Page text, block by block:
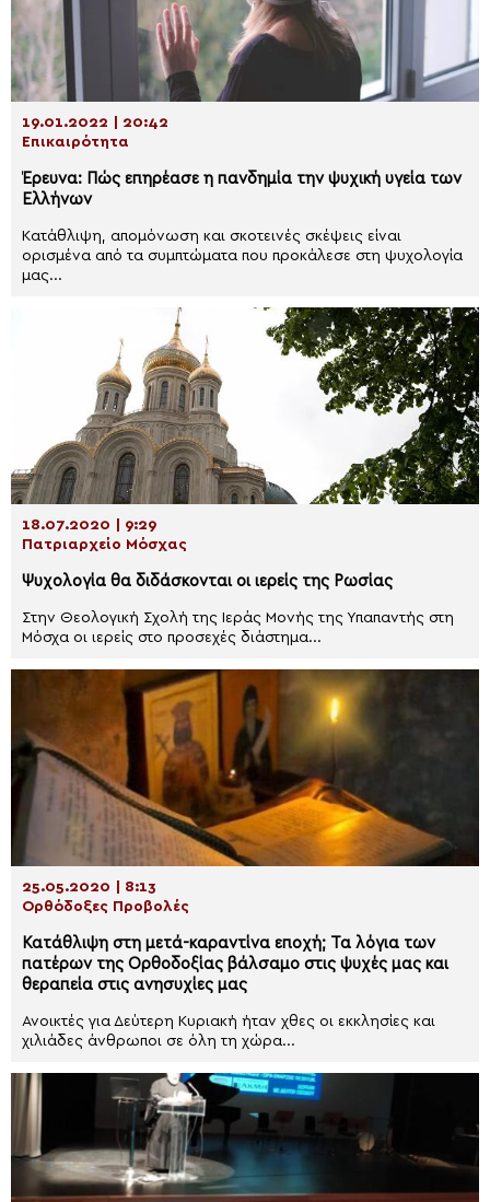
19.01.2022 | 20:42
Επικαιρότητα
Έρευνα: Πώς επηρέασε η πανδημία την ψυχική υγεία των
Ελλήνων
Κατάθλιψη, απομόνωση και σκοτεινές σκέψεις είναι
ορισμένα από τα συμπτώματα που προκάλεσε στη ψυχολογία
μας...
18.07.2020 | 9:29
Πατριαρχείο Μόσχας
Ψυχολογία θα διδάσκονται οι ιερείς της Ρωσίας
Στην Θεολογική Σχολή της Ιεράς Μονής της Υπαπαντής στη
Μόσχα οι ιερείς στο προσεχές διάστημα...
25.05.2020 | 8:13
Ορθόδοξες Προβολές
Κατάθλιψη στη μετά-καραντίνα εποχή; Τα λόγια των
πατέρων της Ορθοδοξίας βάλσαμο στις ψυχές μας και
θεραπεία στις ανησυχίες μας
Ανοικτές για Δεύτερη Κυριακή ήταν χθες οι εκκλησίες και
χιλιάδες άνθρωποι σε όλη τη χώρα...